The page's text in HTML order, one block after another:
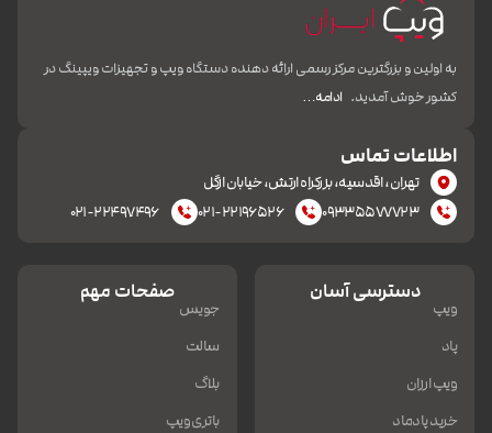
به اولین و بزرگترین مرکز رسمی ارائه دهنده دستگاه ویپ و تجهیزات ویپینگ در
کشور خوش آمدید. ادامه…
اطلاعات تماس
تهران، اقدسیه، بزرکراه ارتش، خیابان ازگل
۰۹۳۳۵۵۷۷۷۲۳
۰۲۱-۲۲۱۹۶۵۲۶ ۰۲۱-۲۲۴۹۷۴۹۶
دسترسی آسان
ویپ
پاد
ویپ ارزان
خرید پادماد
صفحات مهم
جویس
سالت
بلاگ
باتری ویپ